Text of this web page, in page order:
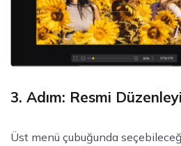
3. Adım: Resmi
Üst menü çubuğunda